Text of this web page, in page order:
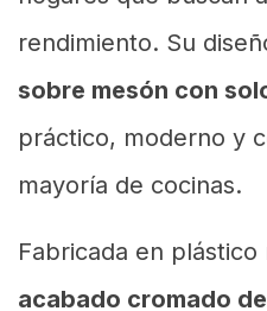
rendimiento. Su
sobre mesón con
práctico, moderno y
mayoría de cocinas.
Fabricada en
acabado cromado